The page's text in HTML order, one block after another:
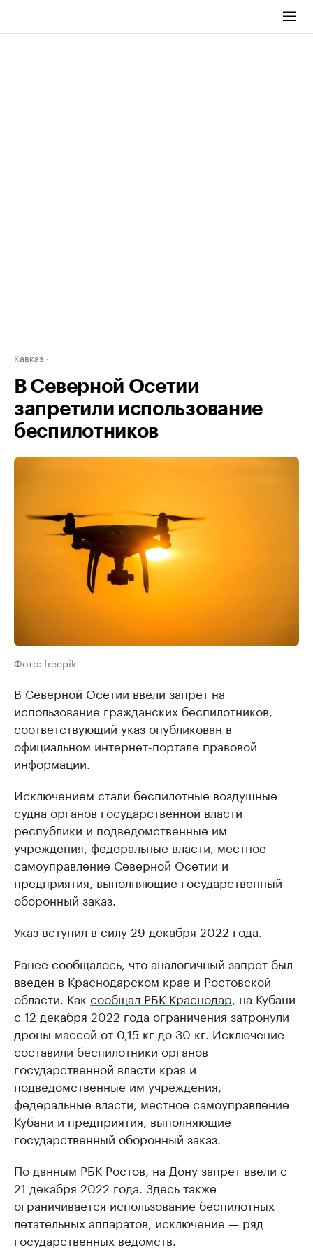
Кавказ
В Северной Осетии
запретили использование
беспилотников
Фото: freepik
В Северной Осетии ввели запрет на
использование гражданских беспилотников,
соответствующий указ опубликован в
официальном интернет-портале правовой
информации.
Исключением стали беспилотные воздушные
судна органов государственной власти
республики и подведомственные им
учреждения, федеральные власти, местное
самоуправление Северной Осетии и
предприятия, выполняющие государственный
оборонный заказ.
Указ вступил в силу 29 декабря 2022 года.
Ранее сообщалось, что аналогичный запрет был
введен в Краснодарском крае и Ростовской
области. Как сообщал РБК Краснодар, на Кубани
с 12 декабря 2022 года ограничения затронули
дроны массой от 0,15 кг до 30 кг. Исключение
составили беспилотники органов
государственной власти края и
подведомственные им учреждения,
федеральные власти, местное самоуправление
Кубани и предприятия, выполняющие
государственный оборонный заказ.
По данным РБК Ростов, на Дону запрет ввели с
21 декабря 2022 года. Здесь также
ограничивается использование беспилотных
летательных аппаратов, исключение — ряд
государственных ведомств.